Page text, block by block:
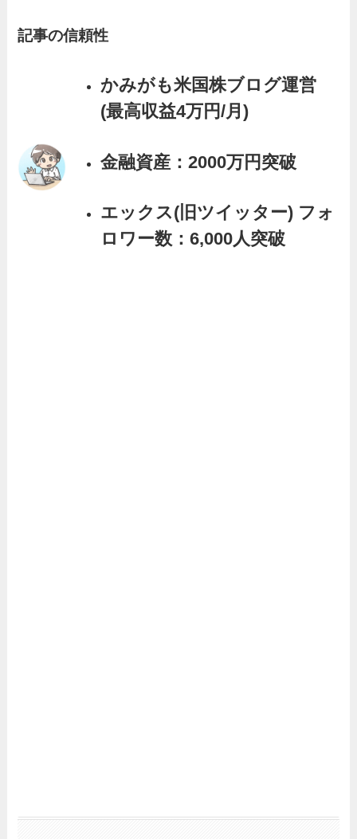
記事の信頼性
かみがも米国株ブログ運営
(最高収益4万円/月)
金融資産：2000万円突破
エックス(旧ツイッター) フォ
ロワー数：6,000人突破